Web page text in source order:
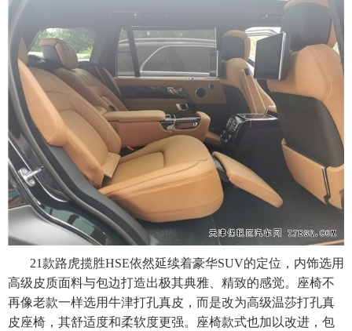
21款路虎揽胜HSE依然延续着豪华SUV的定位，内饰选用
高级皮质面料与包边打造出极其典雅、精致的感觉。座椅不
再像老款一样选用牛津打孔真皮，而是改为高级温莎打孔真
皮座椅，其舒适度和柔软度更强。座椅款式也加以改进，包